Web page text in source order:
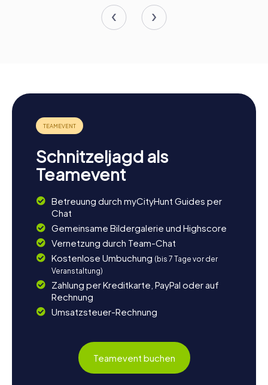
Schnitzeljagd als
Teamevent
Betreuung durch myCityHunt Guides per
Chat
Gemeinsame Bildergalerie und Highscore
Vernetzung durch Team-Chat
Kostenlose Umbuchung (bis 7 Tage vor der
Veranstaltung)
Zahlung per Kreditkarte, PayPal oder auf
Rechnung
Umsatzsteuer-Rechnung
Teamevent buchen